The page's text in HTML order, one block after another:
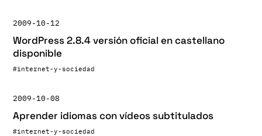
2009-10-12
WordPress 2.8.4 versión oficial en castellano
disponible
#internet-y-sociedad
2009-10-08
Aprender idiomas con vídeos subtitulados
#internet-y-sociedad